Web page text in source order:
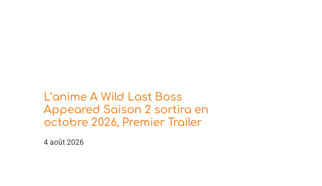
L’anime A Wild Last Boss
Appeared Saison 2 sortira en
octobre 2026, Premier Trailer
4 août 2026